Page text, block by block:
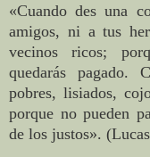
«Cuando des una
amigos, ni a tus
vecinos ricos;
quedarás pagado.
pobres, lisiados,
porque no pueden
de los justos».